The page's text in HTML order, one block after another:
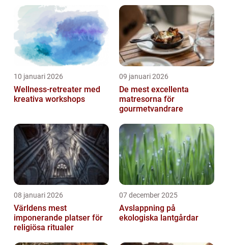
10 januari 2026
Wellness-retreater med
kreativa workshops
09 januari 2026
De mest excellenta
matresorna för
gourmetvandrare
08 januari 2026
Världens mest
imponerande platser för
religiösa ritualer
07 december 2025
Avslappning på
ekologiska lantgårdar